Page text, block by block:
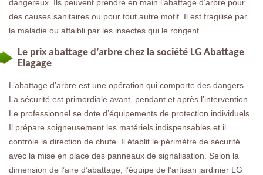
dangereux. Ils peuvent prendre en main l’abattage d’arbre pour
des causes sanitaires ou pour tout autre motif. Il est fragilisé par
la maladie ou affaibli par les insectes qui le rongent.
Le prix abattage d’arbre chez la société LG Abattage
Elagage
L’abattage d’arbre est une opération qui comporte des dangers.
La sécurité est primordiale avant, pendant et après l’intervention.
Le professionnel se dote d’équipements de protection individuels.
Il prépare soigneusement les matériels indispensables et il
contrôle la direction de chute. Il établit le périmètre de sécurité
avec la mise en place des panneaux de signalisation. Selon la
dimension de l’aire d’abattage, l’équipe de l’artisan jardinier LG